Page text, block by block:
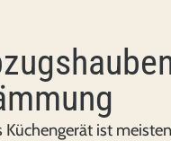
Küchengerät ist